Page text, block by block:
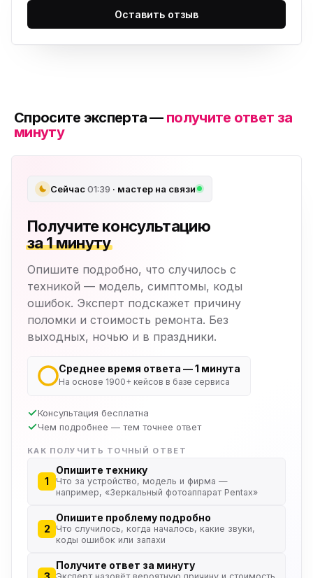
Оставить отзыв
Спросите эксперта — получите ответ за
минуту
Сейчас01:39 · мастер на связи
Получите консультацию
за 1 минуту
Опишите подробно, что случилось с
техникой — модель, симптомы, коды
ошибок. Эксперт подскажет причину
поломки и стоимость ремонта. Без
выходных, ночью и в праздники.
Среднее время ответа — 1 минута
На основе 1900+ кейсов в базе сервиса
Консультация бесплатна
Чем подробнее — тем точнее ответ
КАК ПОЛУЧИТЬ ТОЧНЫЙ ОТВЕТ
1
Опишите технику
Что за устройство, модель и фирма —
например, «Зеркальный фотоаппарат Pentax»
2
Опишите проблему подробно
Что случилось, когда началось, какие звуки,
коды ошибок или запахи
Получите ответ за минуту